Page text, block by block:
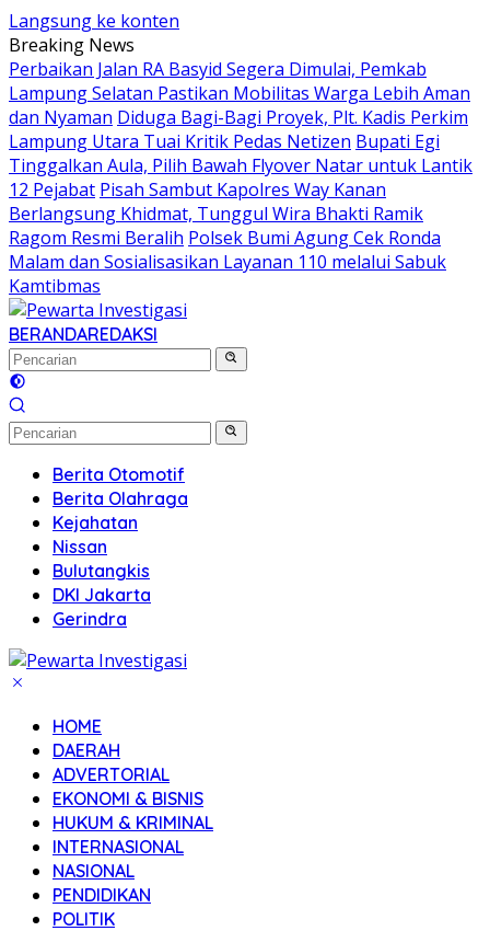
Langsung ke konten
Breaking News
Perbaikan Jalan RA Basyid Segera Dimulai, Pemkab
Lampung Selatan Pastikan Mobilitas Warga Lebih Aman
dan Nyaman Diduga Bagi-Bagi Proyek, Plt. Kadis Perkim
Lampung Utara Tuai Kritik Pedas Netizen Bupati Egi
Tinggalkan Aula, Pilih Bawah Flyover Natar untuk Lantik
12 Pejabat Pisah Sambut Kapolres Way Kanan
Berlangsung Khidmat, Tunggul Wira Bhakti Ramik
Ragom Resmi Beralih Polsek Bumi Agung Cek Ronda
Malam dan Sosialisasikan Layanan 110 melalui Sabuk
Kamtibmas
BERANDAREDAKSI
Berita Otomotif
Berita Olahraga
Kejahatan
Nissan
Bulutangkis
DKI Jakarta
Gerindra
HOME
DAERAH
ADVERTORIAL
EKONOMI & BISNIS
HUKUM & KRIMINAL
INTERNASIONAL
NASIONAL
PENDIDIKAN
POLITIK